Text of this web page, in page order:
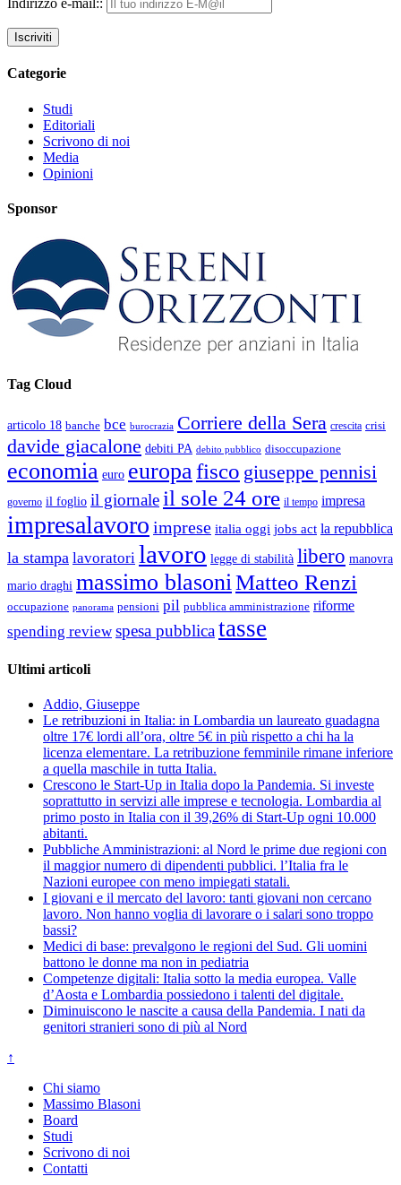
Indirizzo e-mail::
Categorie
Studi
Editoriali
Scrivono di noi
Media
Opinioni
Sponsor
Tag Cloud
articolo 18 banche bce burocrazia Corriere della Sera crescita crisi
davide giacalone debiti PA debito pubblico disoccupazione
economia euro europa fisco giuseppe pennisi
governo il foglio il giornale il sole 24 ore il tempo impresa
impresalavoro imprese italia oggi jobs act la repubblica
la stampa lavoratori lavoro legge di stabilità libero manovra
mario draghi massimo blasoni Matteo Renzi
occupazione panorama pensioni pil pubblica amministrazione riforme
spending review spesa pubblicatasse
Ultimi articoli
Addio, Giuseppe
Le retribuzioni in Italia: in Lombardia un laureato guadagna
oltre 17€ lordi all’ora, oltre 5€ in più rispetto a chi ha la
licenza elementare. La retribuzione femminile rimane inferiore
a quella maschile in tutta Italia.
Crescono le Start-Up in Italia dopo la Pandemia. Si investe
soprattutto in servizi alle imprese e tecnologia. Lombardia al
primo posto in Italia con il 39,26% di Start-Up ogni 10.000
abitanti.
Pubbliche Amministrazioni: al Nord le prime due regioni con
il maggior numero di dipendenti pubblici. l’Italia fra le
Nazioni europee con meno impiegati statali.
I giovani e il mercato del lavoro: tanti giovani non cercano
lavoro. Non hanno voglia di lavorare o i salari sono troppo
bassi?
Medici di base: prevalgono le regioni del Sud. Gli uomini
battono le donne ma non in pediatria
Competenze digitali: Italia sotto la media europea. Valle
d’Aosta e Lombardia possiedono i talenti del digitale.
Diminuiscono le nascite a causa della Pandemia. I nati da
genitori stranieri sono di più al Nord
↑
Chi siamo
Massimo Blasoni
Board
Studi
Scrivono di noi
Contatti